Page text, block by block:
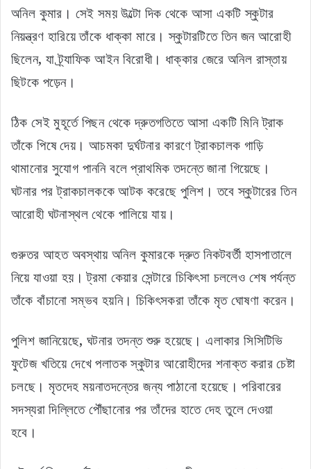
অনিল কুমার। সেই সময় উল্টো দিক থেকে আসা একটি স্কুটার
নিয়ন্ত্রণ হারিয়ে তাঁকে ধাক্কা মারে। স্কুটারটিতে তিন জন আরোহী
ছিলেন, যা ট্র্যাফিক আইন বিরোধী। ধাক্কার জেরে অনিল রাস্তায়
ছিটকে পড়েন।
ঠিক সেই মুহূর্তে পিছন থেকে দ্রুতগতিতে আসা একটি মিনি ট্রাক
তাঁকে পিষে দেয়। আচমকা দুর্ঘটনার কারণে ট্রাকচালক গাড়ি
থামানোর সুযোগ পাননি বলে প্রাথমিক তদন্তে জানা গিয়েছে।
ঘটনার পর ট্রাকচালককে আটক করেছে পুলিশ। তবে স্কুটারের তিন
আরোহী ঘটনাস্থল থেকে পালিয়ে যায়।
গুরুতর আহত অবস্থায় অনিল কুমারকে দ্রুত নিকটবর্তী হাসপাতালে
নিয়ে যাওয়া হয়। ট্রমা কেয়ার সেন্টারে চিকিৎসা চললেও শেষ পর্যন্ত
তাঁকে বাঁচানো সম্ভব হয়নি। চিকিৎসকরা তাঁকে মৃত ঘোষণা করেন।
পুলিশ জানিয়েছে, ঘটনার তদন্ত শুরু হয়েছে। এলাকার সিসিটিভি
ফুটেজ খতিয়ে দেখে পলাতক স্কুটার আরোহীদের শনাক্ত করার চেষ্টা
চলছে। মৃতদেহ ময়নাতদন্তের জন্য পাঠানো হয়েছে। পরিবারের
সদস্যরা দিল্লিতে পৌঁছানোর পর তাঁদের হাতে দেহ তুলে দেওয়া
হবে।